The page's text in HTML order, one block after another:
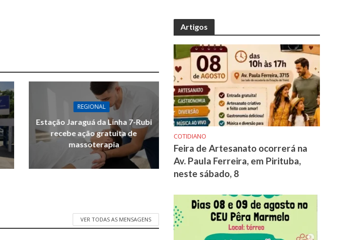
REGIONAL
Estação Jaraguá da Linha 7-Rubi
recebe ação gratuita de
massoterapia
VER TODAS AS MENSAGENS
Artigos
COTIDIANO
Feira de Artesanato ocorrerá na
Av. Paula Ferreira, em Pirituba,
neste sábado, 8